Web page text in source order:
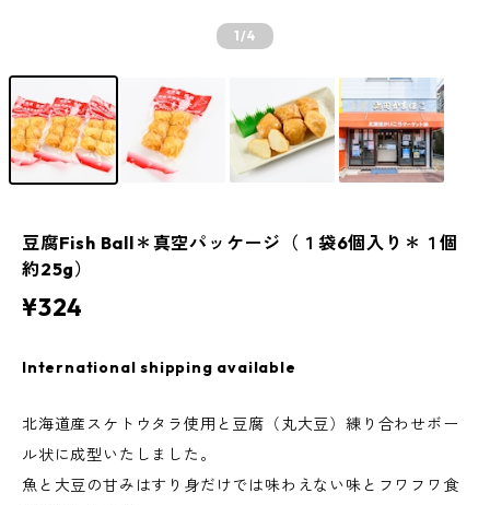
1/4
豆腐Fish Ball＊真空パッケージ（１袋6個入り＊１個
約25g）
¥324
International shipping available
北海道産スケトウタラ使用と豆腐（丸大豆）練り合わせボー
ル状に成型いたしました。
魚と大豆の甘みはすり身だけでは味わえない味とフワフワ食